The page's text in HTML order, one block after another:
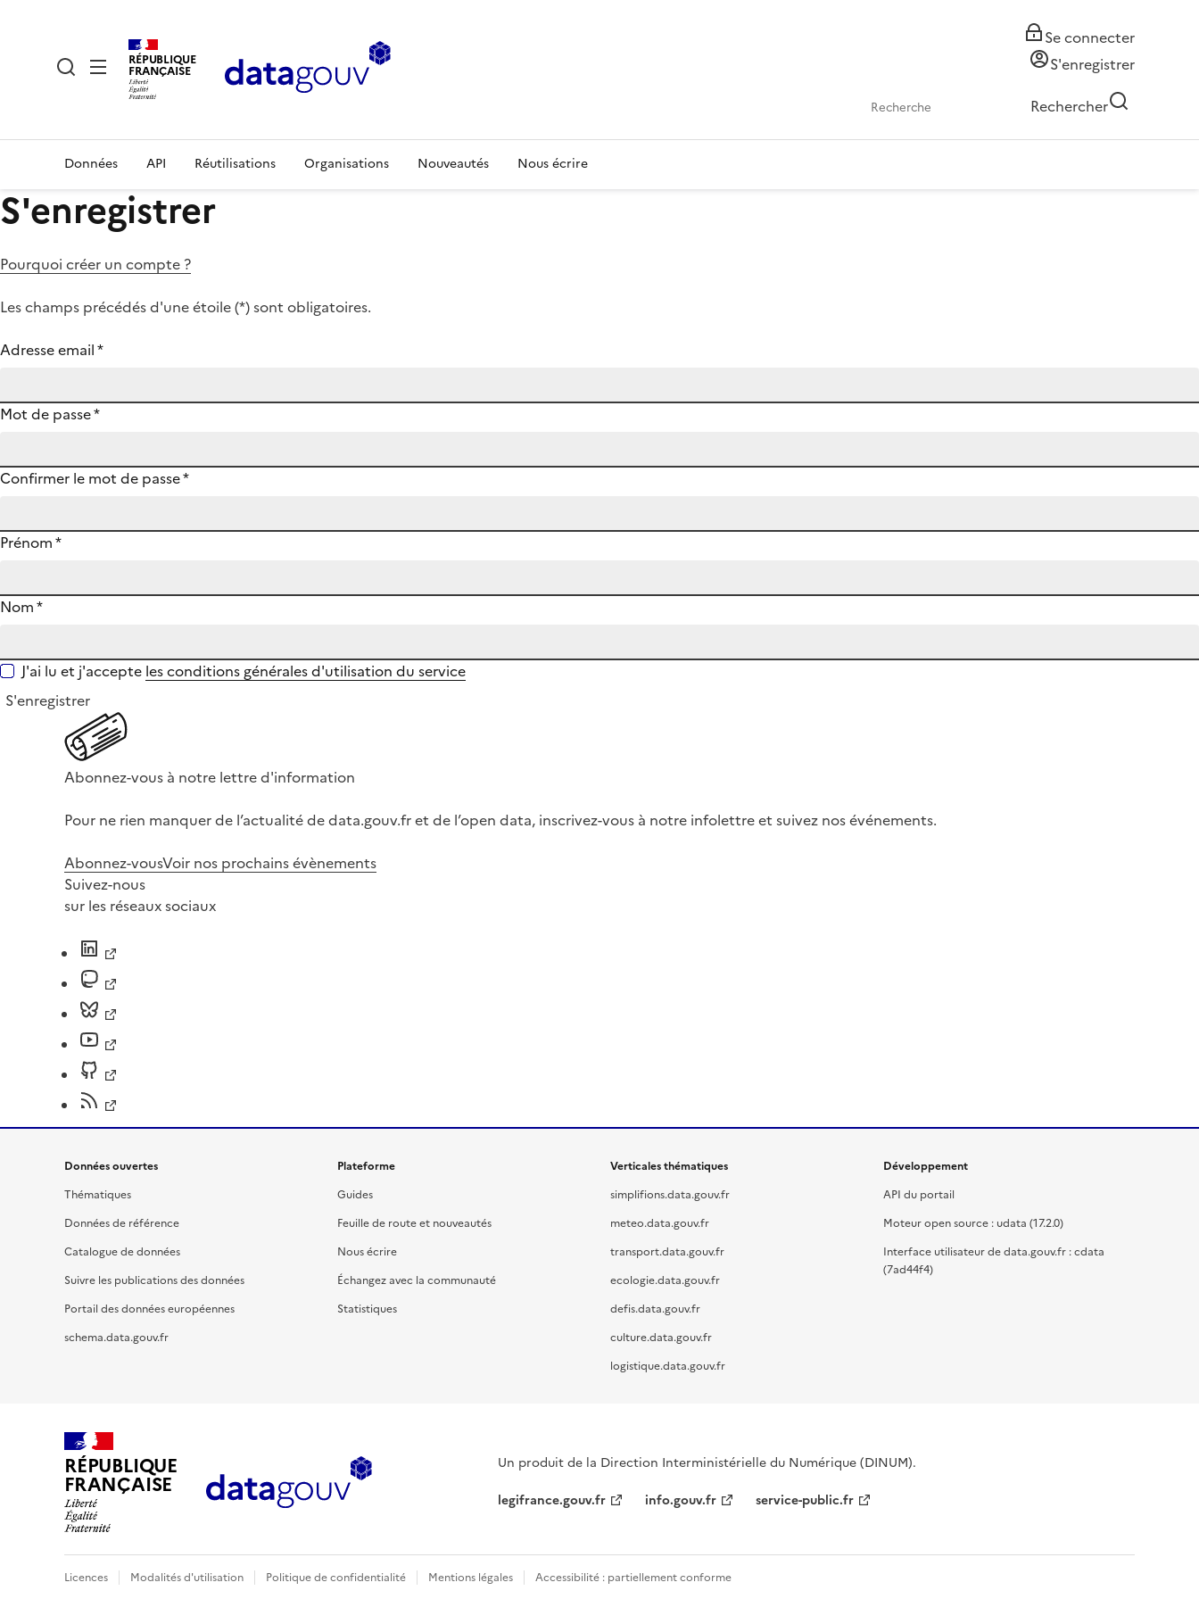
RÉPUBLIQUE
FRANÇAISE
Se connecter
S'enregistrer
Rechercher
Données API Réutilisations Organisations Nouveautés Nous écrire
S'enregistrer
Pourquoi créer un compte ?
Les champs précédés d'une étoile (*) sont obligatoires.
Adresse email*
Mot de passe*
Confirmer le mot de passe*
Prénom*
Nom*
J'ai lu et j'accepte les conditions générales d'utilisation du service
S'enregistrer
Abonnez-vous à notre lettre d'information
Pour ne rien manquer de l’actualité de data.gouv.fr et de l’open data, inscrivez-vous à notre infolettre et suivez nos événements.
Abonnez-vousVoir nos prochains évènements
Suivez-nous
sur les réseaux sociaux
Données ouvertes
Thématiques
Données de référence
Catalogue de données
Suivre les publications des données
Portail des données européennes
schema.data.gouv.fr
Plateforme
Guides
Feuille de route et nouveautés
Nous écrire
Échangez avec la communauté
Statistiques
Verticales thématiques
simplifions.data.gouv.fr
meteo.data.gouv.fr
transport.data.gouv.fr
ecologie.data.gouv.fr
defis.data.gouv.fr
culture.data.gouv.fr
logistique.data.gouv.fr
Développement
API du portail
Moteur open source : udata (17.2.0)
Interface utilisateur de data.gouv.fr : cdata
(7ad44f4)
RÉPUBLIQUE
FRANÇAISE
Un produit de la Direction Interministérielle du Numérique (DINUM).
legifrance.gouv.fr
info.gouv.fr service-public.fr
Licences Modalités d'utilisation Politique de confidentialité Mentions légales Accessibilité : partiellement conforme